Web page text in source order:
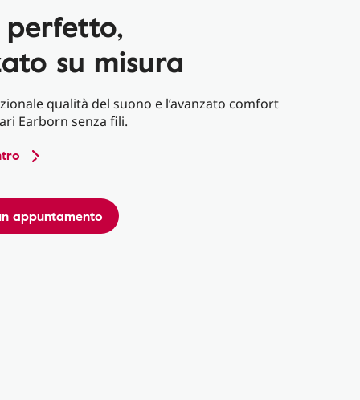
perfetto,
su misura
qualità del suono e l’avanzato comfort
Earborn senza fili.
appuntamento